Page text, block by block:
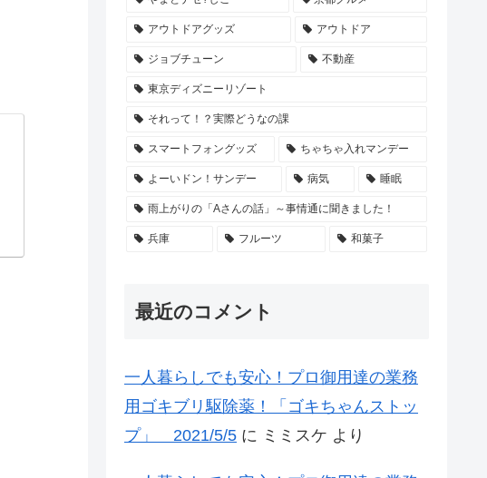
アウトドアグッズ アウトドア
ジョブチューン 不動産
東京ディズニーリゾート
それって！？実際どうなの課
スマートフォングッズ ちゃちゃ入れマンデー
よーいドン！サンデー 病気 睡眠
雨上がりの「Aさんの話」～事情通に聞きました！
兵庫 フルーツ 和菓子
最近のコメント
一人暮らしでも安心！プロ御用達の業務
用ゴキブリ駆除薬！「ゴキちゃんストッ
プ」 2021/5/5 に ミミスケ より